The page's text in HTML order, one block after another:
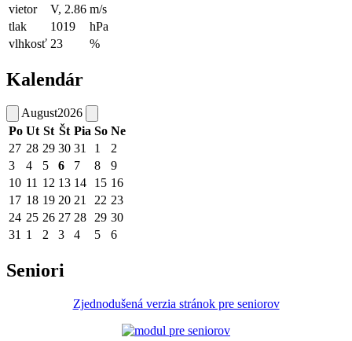
vietor
V, 2.86 m/s
tlak
1019
hPa
vlhkosť 23 %
Kalendár
August2026
Po Ut St Št Pia So Ne
27 28 29 30 31 1
2
3
4 5 6 7 8
9
10 11 12 13 14 15 16
17 18 19 20 21 22 23
24 25 26 27 28 29 30
31 1 2 3 4 5 6
Seniori
Zjednodušená verzia stránok pre seniorov